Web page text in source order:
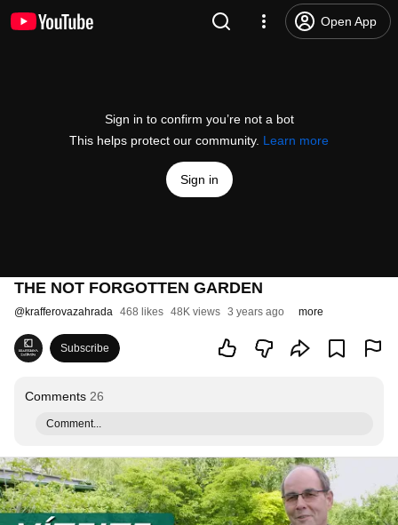
Open App
Sign in to confirm you’re not a bot
This helps protect our community. Learn more
Sign in
THE NOT FORGOTTEN GARDEN
@krafferovazahrada 468 likes 48K views 3 years ago more
Subscribe
Comments 26
Comment...